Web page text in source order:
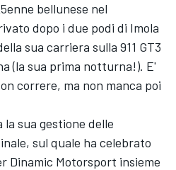
bellunese nel
dopo i due podi di Imola
sua carriera sulla 911 GT3
(la sua prima notturna!). E'
correre, ma non manca poi
sua gestione delle
sul quale ha celebrato
Dinamic Motorsport insieme